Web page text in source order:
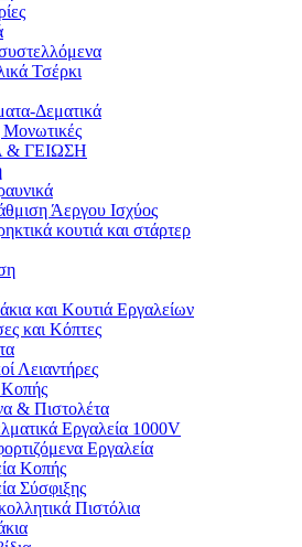
Τσέρκι
Δεματικά
Μονωτικές
& ΓΕΙΩΣΗ
Άεργου Ισχύος
κουτιά και στάρτερ
και Κουτιά Εργαλείων
και Κόπτες
Λειαντήρες
Κοπής
& Πιστολέτα
Εργαλεία 1000V
Εργαλεία
Κοπής
Σύσφιξης
Πιστόλια